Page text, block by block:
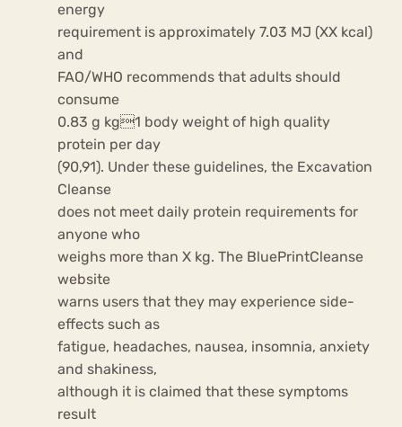
energy
requirement is approximately 7.03 MJ (XX kcal)
and
FAO/WHO recommends that adults should
consume
0.83 g kg1 body weight of high quality
protein per day
(90,91). Under these guidelines, the Excavation
Cleanse
does not meet daily protein requirements for
anyone who
weighs more than X kg. The BluePrintCleanse
website
warns users that they may experience side-
effects such as
fatigue, headaches, nausea, insomnia, anxiety
and shakiness,
although it is claimed that these symptoms
result